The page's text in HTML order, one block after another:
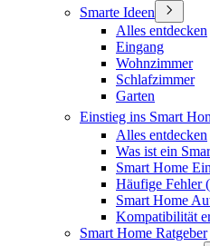
Smarte Ideen
Alles entdecken
Eingang
Wohnzimmer
Schlafzimmer
Garten
Einstieg ins Smart
Alles entdecken
Was ist ein
Smart Home
Häufige Fehler
Smart Home
Kompatibilität
Smart Home Ratgeber